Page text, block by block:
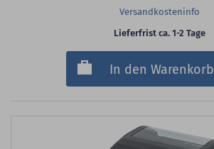
Versandkosteninfo
Lieferfrist ca. 1-2 Tage
In den Warenkorb